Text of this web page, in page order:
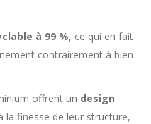
à 99 %, ce qui en fait
contrairement à bien
offrent un design
la finesse de leur structure,